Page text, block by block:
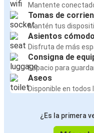
Mantente
Tomas de
Mantén tus
Asientos
Disfruta de más
Consigna de
Espacio para
Aseos
Disponible en todos
¿Es la primera